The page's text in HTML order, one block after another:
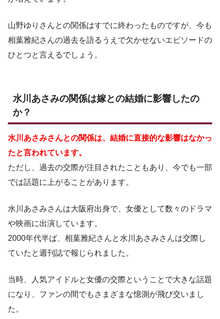
山野ゆりさんとの関係はすでに終わったものですが、今も
相葉雅紀さんの過去を語るうえで欠かせないエピソードの
ひとつと言えるでしょう。
水川あさみの関係は嫁との結婚に影響したの
か？
水川あさみさんとの関係は、結婚に直接的な影響はなかっ
たと言われています。
ただし、過去の交際が注目されたこともあり、今でも一部
では話題に上がることがあります。
水川あさみさんは大阪府出身で、女優として数々のドラマ
や映画に出演しています。
2000年代半ば、相葉雅紀さんと水川あさみさんは交際し
ていたと週刊誌で報じられました。
当時、人気アイドルと女優の交際ということで大きな話題
になり、ファンの間でもさまざまな憶測が飛び交いまし
た。